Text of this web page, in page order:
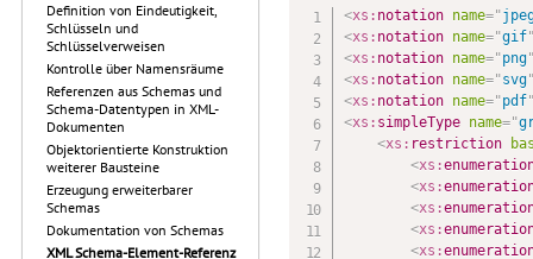
Definition von Eindeutigkeit,
Schlüsseln und
Schlüsselverweisen
Kontrolle über Namensräume
Referenzen aus Schemas und
Schema-Datentypen in XML-
Dokumenten
Objektorientierte Konstruktion
weiterer Bausteine
Erzeugung erweiterbarer
Schemas
Dokumentation von Schemas
XML Schema-Element-Referenz
<xs: notation name="
<xs: notation name="gif
<xs: notation name="png
<xs: notation name="svg
<xs: notation name="pdf
<xs: simpleType name="
<xs: restriction
<xs:
<xs:
<xs:
<xs:
<xs: